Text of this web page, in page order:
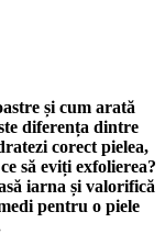
și cum arată
diferența dintre
corect pielea,
să eviți exfolierea?
iarna și valorifică
pentru o piele